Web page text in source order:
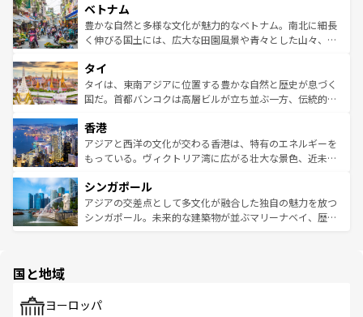
参照してほしい。
容にもいいと評判のスイーツなど、バラエティ豊かな料理
が味わえる。 なお、新着の台湾情報は コンテンツ一覧を参
照してほしい。
き、地方に足を延ばせば四季折々の自然美を楽しむことが
できる。そして、キムチや焼肉、絶品のストリートフード
まで、さまざまな韓国料理が待っている。夜には、韓国な
リティに包まれながら、韓国の多彩な魅力を心ゆくまで味
わってみてほしい。 なお、新着の韓国情報はコンテンツ一
覧を参照してほしい。
ベトナム
豊かな自然と多様な文化が魅力的なベトナム。南北に細長
く伸びる国土には、広大な田園風景や青々とした山々、世
急速な発展と共に伝統が息づく。ハノイの古い町並みやホ
ーチミン市のフランス統治時代の建物も、独特の雰囲気を
醸し出している。また、バラエティの豊かさとおいしさで
とつ。フォーやバインミー、ベトナムコーヒーなどは、ぜ
ひ現地で味わいたい。どの地域を訪れてもあたたかい人々
が旅行者を迎えてくれるので、きっと忘れられない旅にな
参照してほしい。
タイ
タイは、東南アジアに位置する豊かな自然と歴史が息づく
国だ。首都バンコクは高層ビルが立ち並ぶ一方、伝統的な
の活気が交差している。北部ではチェンマイなどの山岳地
帯で自然と触れ合い、南部ではプーケットやクラビの美し
いビーチでリゾート気分を楽しむことができる。タイ料理
激する。気候は一年中温暖で、どの季節にも異なる楽しみ
が待っている。親しみやすいタイの人々、仏教を中心とし
た文化、そして多様な観光資源が、訪れる旅人を魅了し続
香港
アジアと西洋の文化が交わる香港は、特有のエネルギーを
もっている。ヴィクトリア湾に広がる壮大な景色、近未来
み、どこを訪れても感動するはず。観光スポットが密集し
ており、効率よく見どころを回れるのも魅力。息をのむよ
うな絶景から文化的な体験まで、香港を存分に楽しみ尽く
シンガポール
アジアの交差点として多文化が融合した独自の魅力を放つ
シンガポール。未来的な建築物が並ぶマリーナベイ、歴史
で、ホーカーズは地元の風情を楽しめる外せないスポット
国と地域
ヨーロッパ